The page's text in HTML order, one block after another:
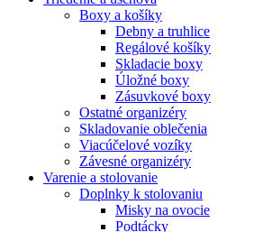
Boxy a košíky
Debny a truhlice
Regálové košíky
Skladacie boxy
Úložné boxy
Zásuvkové boxy
Ostatné organizéry
Skladovanie oblečenia
Viacúčelové vozíky
Závesné organizéry
Varenie a stolovanie
Doplnky k stolovaniu
Misky na ovocie
Podtácky